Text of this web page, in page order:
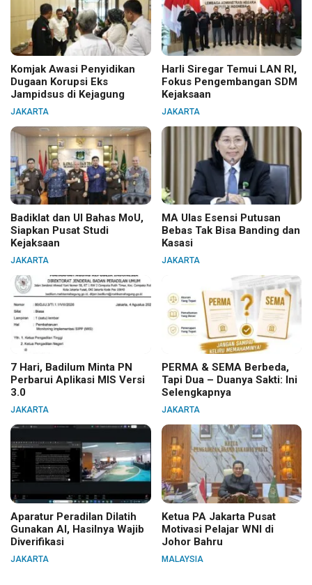
Komjak Awasi Penyidikan
Dugaan Korupsi Eks
Jampidsus di Kejagung
JAKARTA
Harli Siregar Temui LAN RI,
Fokus Pengembangan SDM
Kejaksaan
JAKARTA
Badiklat dan UI Bahas MoU,
Siapkan Pusat Studi
Kejaksaan
JAKARTA
MA Ulas Esensi Putusan
Bebas Tak Bisa Banding dan
Kasasi
JAKARTA
7 Hari, Badilum Minta PN
Perbarui Aplikasi MIS Versi
3.0
JAKARTA
PERMA & SEMA Berbeda,
Tapi Dua – Duanya Sakti: Ini
Selengkapnya
JAKARTA
Aparatur Peradilan Dilatih
Gunakan AI, Hasilnya Wajib
Diverifikasi
JAKARTA
Ketua PA Jakarta Pusat
Motivasi Pelajar WNI di
Johor Bahru
MALAYSIA